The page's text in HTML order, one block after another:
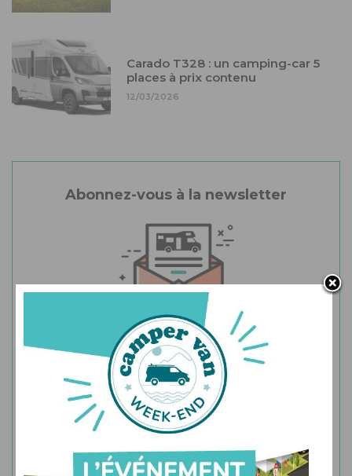
Carado T328 : un camping-car 5
places à prix contenu
12/03/2026
Abonnez-vous à la newsletter
Recevez le meilleur de l’actualité du camping-car neuf
directement dans votre boîte mail.
JE M'ABONNE